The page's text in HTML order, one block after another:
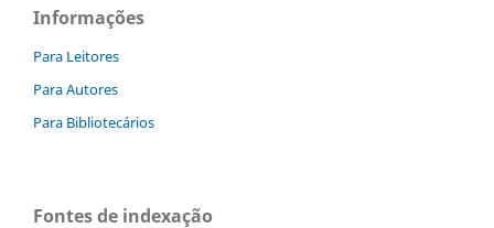
Informações
Para Leitores
Para Autores
Para Bibliotecários
Fontes de indexação